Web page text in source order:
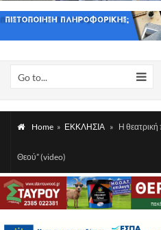
Go to...
Home » ΕΚΚΛΗΣΙΑ » Η
Θεού” (video)